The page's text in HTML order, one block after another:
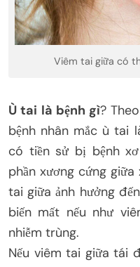
Viêm tai giữa có
Ù tai là bệnh gì?
bệnh nhân mắc ù tai
có tiền sử bị bệnh
phần xương cứng
tai giữa ảnh hưởng
biến mất nếu như
nhiễm trùng.
Nếu viêm tai giữa tái